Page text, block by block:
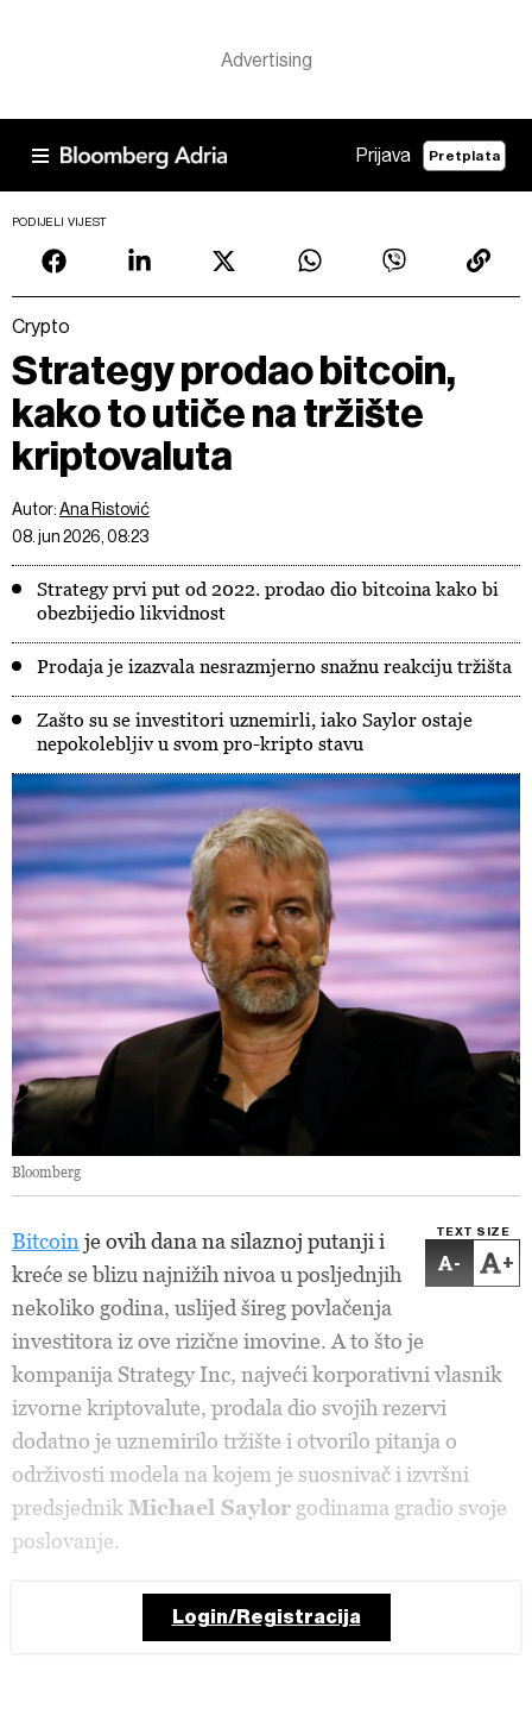
Prijava Pretplata
PODIJELI VIJEST
Crypto
Strategy prodao bitcoin,
kako to utiče na tržište
kriptovaluta
Autor:Ana Ristović
08. jun 2026, 08:23
Strategy prvi put od 2022. prodao dio bitcoina kako bi
obezbijedio likvidnost
Prodaja je izazvala nesrazmjerno snažnu reakciju tržišta
Zašto su se investitori uznemirli, iako Saylor ostaje
nepokolebljiv u svom pro-kripto stavu
Bloomberg
TEXT SIZE
- +
Bitcoin je ovih dana na silaznoj putanji i
kreće se blizu najnižih nivoa u posljednjih
nekoliko godina, uslijed šireg povlačenja
investitora iz ove rizične imovine. A to što je
kompanija Strategy Inc, najveći korporativni vlasnik
izvorne kriptovalute, prodala dio svojih rezervi
dodatno je uznemirilo tržište i otvorilo pitanja o
održivosti modela na kojem je suosnivač i izvršni
predsjednik Michael Saylor godinama gradio svoje
poslovanje.
Login/Registracija